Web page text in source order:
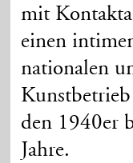
mit
einen
nationalen
den 1940er
Jahre.